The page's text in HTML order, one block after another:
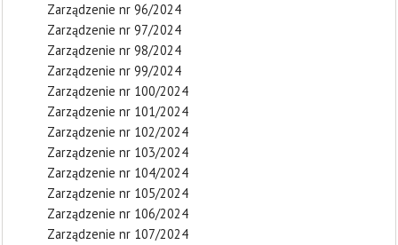
Zarządzenie nr 96/2024
Zarządzenie nr 97/2024
Zarządzenie nr 98/2024
Zarządzenie nr 99/2024
Zarządzenie nr 100/2024
Zarządzenie nr 101/2024
Zarządzenie nr 102/2024
Zarządzenie nr 103/2024
Zarządzenie nr 104/2024
Zarządzenie nr 105/2024
Zarządzenie nr 106/2024
Zarządzenie nr 107/2024